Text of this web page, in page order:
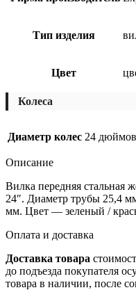
Тип изделия
Цвет
Колеса
Диаметр колес 24 дюймов
Описание
Вилка передняя стальная
24″. Диаметр трубы 25,4
мм. Цвет — зеленый /
Оплата и доставка
Доставка товара
до подъезда покупателя
товара в наличии, после